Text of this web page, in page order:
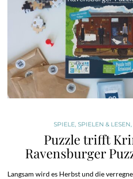
SPIELE, SPIELEN & LESEN,
Puzzle trifft
Ravensburger
Langsam wird es Herbst und die